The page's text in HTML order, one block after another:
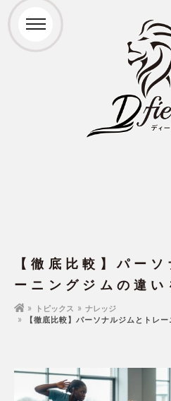
【徹底比較】パー
ーニングジムの違い
トピックス
ナレッジ
【徹底比較】パーソナルジムとトレ